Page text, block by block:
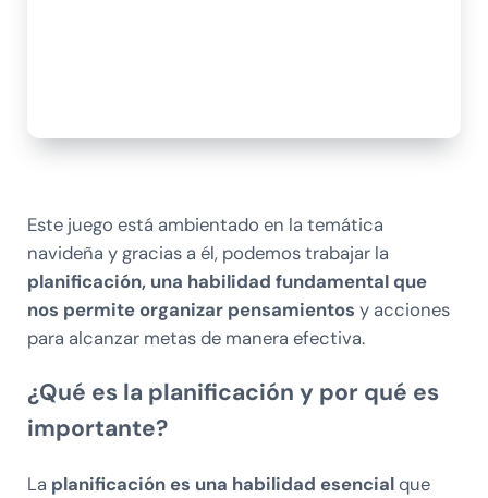
Este juego está ambientado en la temática
navideña y gracias a él, podemos trabajar la
planificación, una habilidad fundamental que
nos permite organizar pensamientos y acciones
para alcanzar metas de manera efectiva.
¿Qué es la planificación y por qué es
importante?
La planificación es una habilidad esencialque